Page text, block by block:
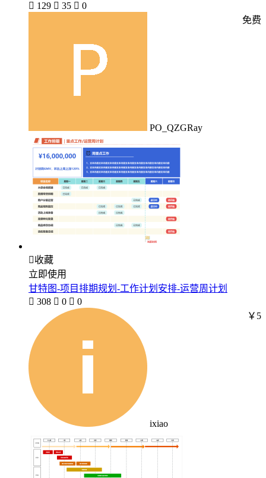
 129  35  0
PO_QZGRay
免费
收藏
立即使用
甘特图-项目排期规划-工作计划安排-运营周计划
 308  0  0
ixiao
￥5